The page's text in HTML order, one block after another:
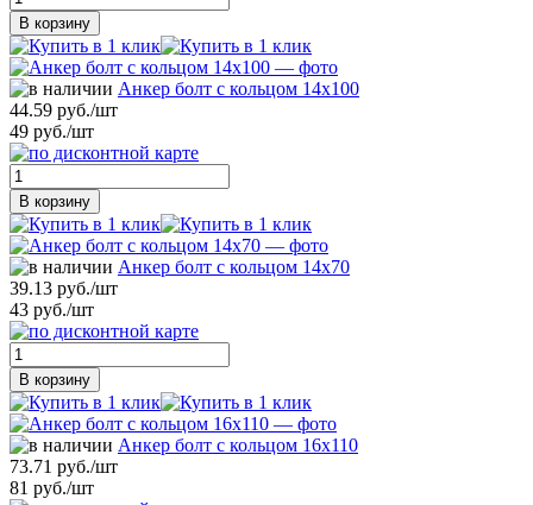
В корзину
Анкер болт с кольцом 14х100
44.59 руб./шт
49 руб./шт
В корзину
Анкер болт с кольцом 14х70
39.13 руб./шт
43 руб./шт
В корзину
Анкер болт с кольцом 16х110
73.71 руб./шт
81 руб./шт